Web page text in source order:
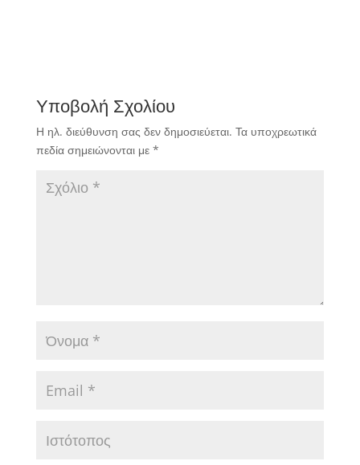
Υποβολή Σχολίου
Η ηλ. διεύθυνση σας δεν δημοσιεύεται. Τα υποχρεωτικά
πεδία σημειώνονται με *